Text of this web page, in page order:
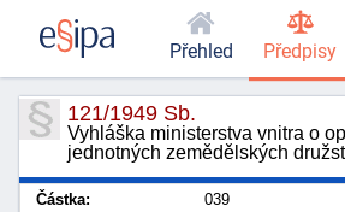
121/1949 Sb.
Vyhláška ministerstva vnitra o
jednotných zemědělských
Částka: 039
Přehled Předpisy